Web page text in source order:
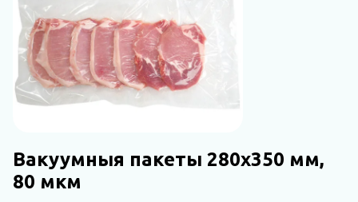
Вакуумныя пакеты 280х350 мм,
80 мкм